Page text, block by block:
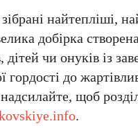
найтепліші,
добірка
дітей чи онуків
гордості до
щоб
.